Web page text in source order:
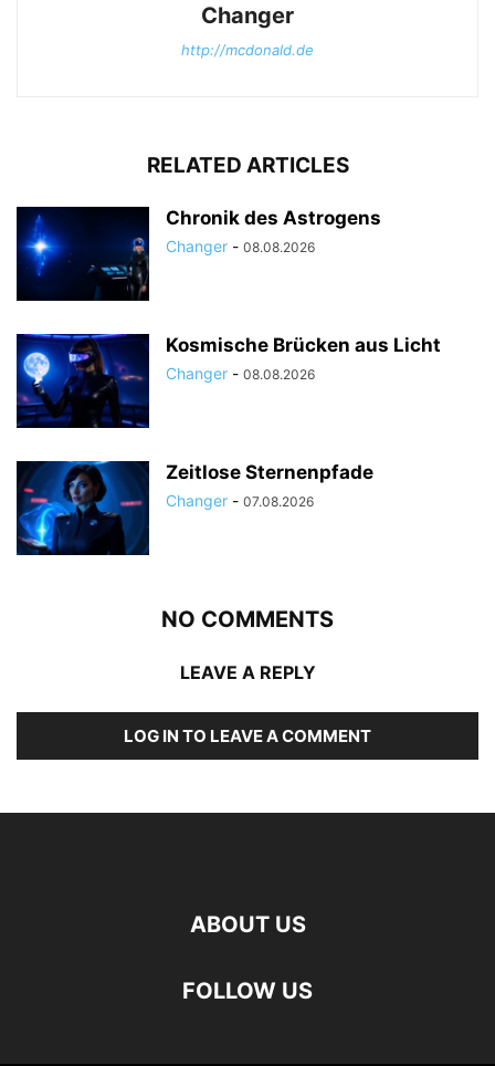
Changer
http://mcdonald.de
RELATED ARTICLES
Chronik des Astrogens
Changer - 08.08.2026
Kosmische Brücken aus Licht
Changer - 08.08.2026
Zeitlose Sternenpfade
Changer - 07.08.2026
NO COMMENTS
LEAVE A REPLY
LOG IN TO LEAVE A COMMENT
ABOUT US
FOLLOW US